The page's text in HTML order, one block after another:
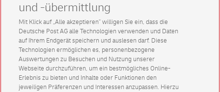
und -übermittlung
Mit Klick auf „Alle akzeptieren” willigen Sie ein, dass die
Deutsche Post AG alle Technologien verwenden und Daten
auf Ihrem Endgerät speichern und auslesen darf. Diese
Technologien ermöglichen es, personenbezogene
Auswertungen zu Besuchen und Nutzung unserer
Webseite durchzuführen, um ein bestmögliches Online-
Erlebnis zu bieten und Inhalte oder Funktionen den
jeweiligen Präferenzen und Interessen anzupassen. Hierzu